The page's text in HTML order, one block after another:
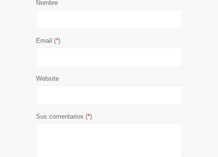
Nombre
Email (*)
Website
Sus comentarios (*)